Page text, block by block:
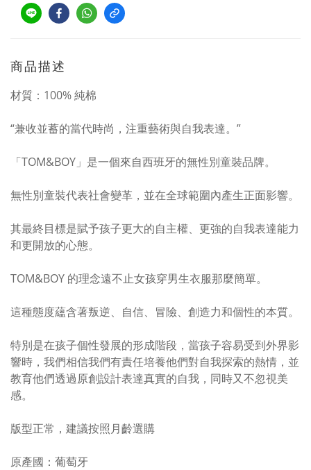
商品描述
材質：100% 純棉
“兼收並蓄的當代時尚，注重藝術與自我表達。”
「TOM&BOY」是一個來自西班牙的無性別童裝品牌。
無性別童裝代表社會變革，並在全球範圍內產生正面影響。
其最終目標是賦予孩子更大的自主權、更強的自我表達能力
和更開放的心態。
TOM&BOY 的理念遠不止女孩穿男生衣服那麼簡單。
這種態度蘊含著叛逆、自信、冒險、創造力和個性的本質。
特別是在孩子個性發展的形成階段，當孩子容易受到外界影
響時，我們相信我們有責任培養他們對自我探索的熱情，並
教育他們透過原創設計表達真實的自我，同時又不忽視美
感。
版型正常，建議按照月齡選購
原產國：葡萄牙